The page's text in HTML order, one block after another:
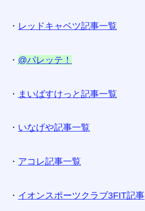
・ レッドキャベツ記事一覧
・ @パレッテ！
・ まいばすけっと記事一覧
・ いなげや記事一覧
・ アコレ記事一覧
・ イオンスポーツクラブ3FIT記事